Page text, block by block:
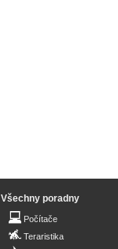
Všechny poradny
Počítače
Teraristika